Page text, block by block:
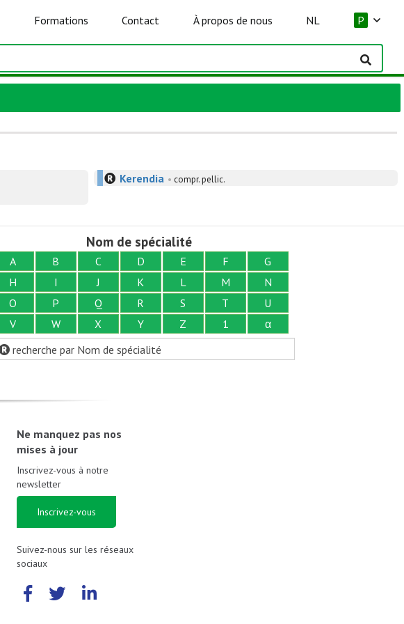
Formations Contact À propos de nous NL P
Kerendia • compr. pellic.
Nom de spécialité
A B C D E F
G
H
I J K L M
N
O
P Q R S T
U
V
W X Y Z 1
α
recherche par Nom de spécialité
Ne manquez pas nos
mises à jour
Inscrivez-vous à notre
newsletter
Inscrivez-vous
Suivez-nous sur les réseaux
sociaux